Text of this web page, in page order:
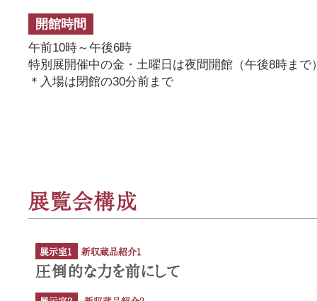
開館時間
午前10時～午後6時
特別展開催中の金・土曜日は夜間開館（午後8時まで
＊入場は閉館の30分前まで